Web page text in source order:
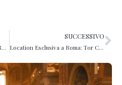
7 Exclusive Wedding Venues in Rome
SUCCESSIVO
Location Esclusiva a Roma: Tor Crescenza